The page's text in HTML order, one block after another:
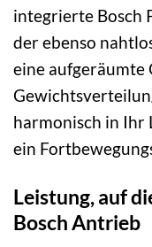
integrierte Bosch
der ebenso
eine aufgeräumte
harmonisch in Ihr
ein
Leistung, auf
Bosch Antrieb